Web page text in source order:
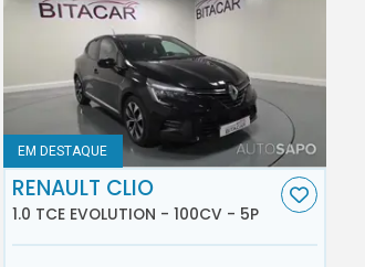
EM DESTAQUE
RENAULT CLIO
1.0 TCE EVOLUTION - 100CV - 5P